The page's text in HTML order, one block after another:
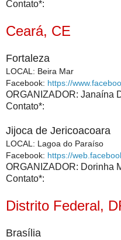
Contato*:
Ceará, CE
Fortaleza
LOCAL: Beira Mar
Facebook: https://
ORGANIZADOR: Janaína
Contato*:
Jijoca de Jericoacoara
LOCAL: Lagoa do Paraíso
Facebook: https://
ORGANIZADOR: Dorinha
Contato*:
Distrito Federal,
Brasília